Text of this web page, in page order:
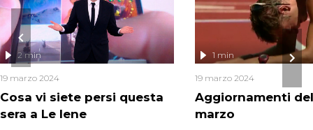
Cosa vi siete persi questa
sera a Le Iene
2 min
19 marzo 2024
Aggiornamenti del
marzo
1 min
19 marzo 2024